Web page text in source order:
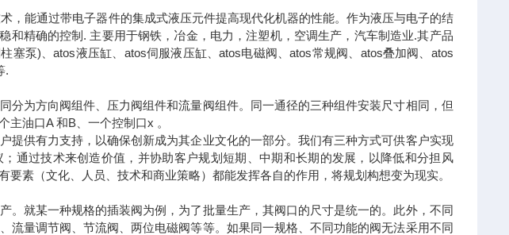
，能通过带电子器件的集成式液压元件提高现代化机器的性能。作为液压与电子的结
和精确的控制. 主要用于钢铁，冶金，电力，注塑机，空调生产，汽车制造业.其产品
塞泵)、atos液压缸、atos伺服液压缸、atos电磁阀、atos常规阀、atos叠加阀、atos
.
分为方向阀组件、压力阀组件和流量阀组件。同一通径的三种组件安装尺寸相同，但
主油口A 和B、一个控制口x 。
提供有力支持，以确保创新成为其企业文化的一部分。我们有三种方式可供客户实现
通过技术来创造价值，并协助客户规划短期、中期和长期的发展，以降低和分担风
素（文化、人员、技术和商业策略）都能发挥各自的作用，将规划构想变为现实。
。就某一种规格的插装阀为例，为了批量生产，其阀口的尺寸是统一的。此外，不同
流量调节阀、节流阀、两位电磁阀等等。如果同一规格、不同功能的阀无法采用不同